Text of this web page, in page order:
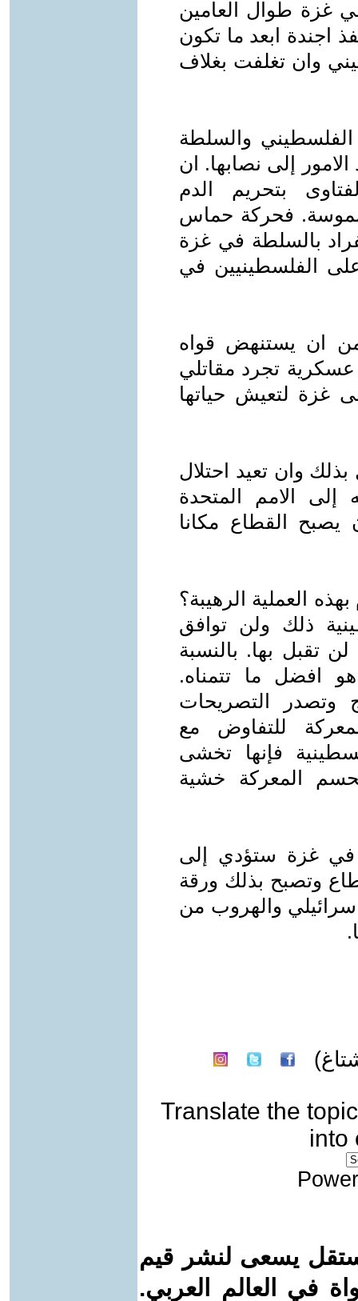
غزة طوال العامين
اجندة ابعد ما تكون
وان تغلفت بغلاف
الفلسطيني والسلطة
إلى نصابها. ان
بتحريم الدم
فحركة حماس
بالسلطة في غزة
الفلسطينيين في
ان يستنهض قواه
تجرد مقاتلي
غزة لتعيش حياتها
وان تعيد احتلال
الامم المتحدة
القطاع مكانا
العملية الرهيبة؟
ذلك ولن توافق
تقبل بها. بالنسبة
افضل ما تتمناه.
وتصدر التصريحات
للتفاوض مع
فإنها تخشى
المعركة خشية
في غزة ستؤدي إلى
وتصبح بذلك ورقة
والهروب من
Translate the topic
into
يسعى لنشر قيم
في العالم العربي.